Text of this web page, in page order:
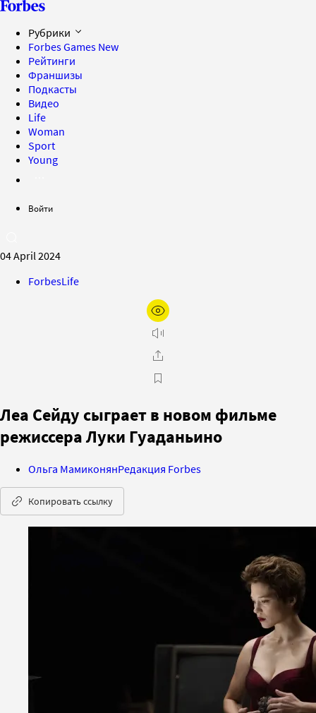
Рубрики
Forbes Games New
Рейтинги
Франшизы
Подкасты
Видео
Life
Woman
Sport
Young
Войти
04 April 2024
ForbesLife
Леа Сейду сыграет в новом фильме
режиссера Луки Гуаданьино
Ольга МамиконянРедакция Forbes
Копировать ссылку